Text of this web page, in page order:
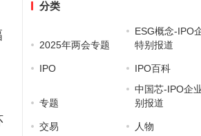
分类
2025年两会专题
ESG概念-IPO
特别报道
IPO IPO百科
专题
中国芯-IPO企
别报道
交易 人物